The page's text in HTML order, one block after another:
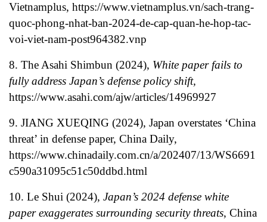
Vietnamplus, https://www.vietnamplus.vn/sach-trang-
quoc-phong-nhat-ban-2024-de-cap-quan-he-hop-tac-
voi-viet-nam-post964382.vnp
8. The Asahi Shimbun (2024), White paper fails to
fully address Japan’s defense policy shift,
https://www.asahi.com/ajw/articles/14969927
9. JIANG XUEQING (2024), Japan overstates ‘China
threat’ in defense paper, China Daily,
https://www.chinadaily.com.cn/a/202407/13/WS6691
c590a31095c51c50ddbd.html
10. Le Shui (2024), Japan’s 2024 defense white
paper exaggerates surrounding security threats, China